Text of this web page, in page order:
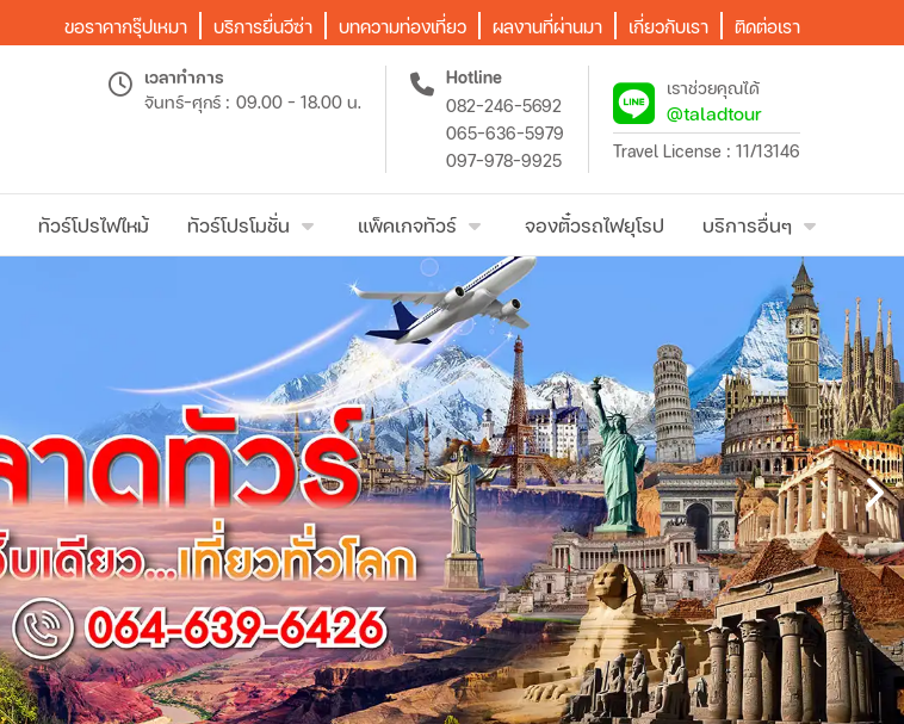
ขอราคากรุ๊ปเหมา บริการยื่นวีซ่า บทความท่องเที่ยว ผลงานที่ผ่านมา เกี่ยวกับเรา ติดต่อเรา
เวลาทำการ
จันทร์-ศุกร์ : 09.00 - 18.00 น.
Hotline
082-246-5692
065-636-5979
097-978-9925
เราช่วยคุณได้
@taladtour
Travel License : 11/13146
ทัวร์โปรไฟไหม้ ทัวร์โปรโมชั่น แพ็คเกจทัวร์ จองตั๋วรถไฟยุโรป บริการอื่นๆ